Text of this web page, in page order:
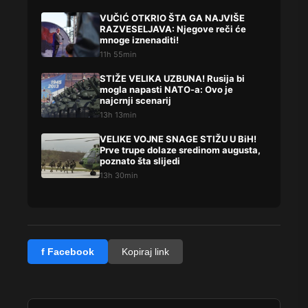
VUČIĆ OTKRIO ŠTA GA NAJVIŠE
RAZVESELJAVA: Njegove reči će
mnoge iznenaditi!
11h 55min
STIŽE VELIKA UZBUNA! Rusija bi
mogla napasti NATO-a: Ovo je
najcrnji scenarij
13h 13min
VELIKE VOJNE SNAGE STIŽU U BiH!
Prve trupe dolaze sredinom augusta,
poznato šta slijedi
13h 30min
f Facebook Kopiraj link